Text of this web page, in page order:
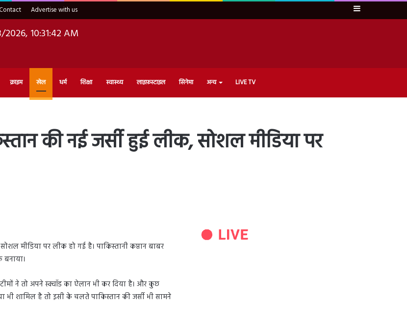
Advertise with us Sidebar
10:31:44 AM
क्राइम खेल धर्म शिक्षा स्वास्थ्य लाइफ़स्टाइल सिनेमा अन्य LIVE TV
की नई जर्सी हुई लीक, सोशल मीडिया पर
मीडिया पर लीक हो गई है। पाकिस्तानी कप्तान बाबर
ने तो अपने स्क्वॉड का ऐलान भी कर दिया है। और कुछ
भी शामिल है तो इसी के चलते पाकिस्तान की जर्सी भी सामने